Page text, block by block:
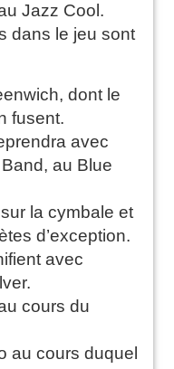
Jazz Cool.
dans le jeu sont
dont le
fusent.
avec
au Blue
la cymbale et
d’exception.
avec
cours du
au cours duquel